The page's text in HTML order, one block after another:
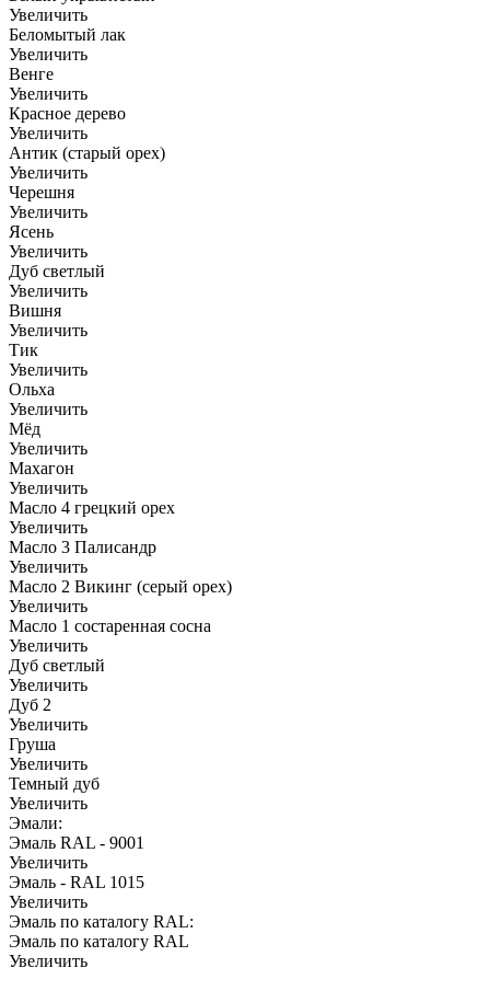
Увеличить
Беломытый лак
Увеличить
Венге
Увеличить
Красное дерево
Увеличить
Антик (старый орех)
Увеличить
Черешня
Увеличить
Ясень
Увеличить
Дуб светлый
Увеличить
Вишня
Увеличить
Тик
Увеличить
Ольха
Увеличить
Мёд
Увеличить
Махагон
Увеличить
Масло 4 грецкий орех
Увеличить
Масло 3 Палисандр
Увеличить
Масло 2 Викинг (серый орех)
Увеличить
Масло 1 состаренная сосна
Увеличить
Дуб светлый
Увеличить
Дуб 2
Увеличить
Груша
Увеличить
Темный дуб
Увеличить
Эмали:
Эмаль RAL - 9001
Увеличить
Эмаль - RAL 1015
Увеличить
Эмаль по каталогу RAL:
Эмаль по каталогу RAL
Увеличить